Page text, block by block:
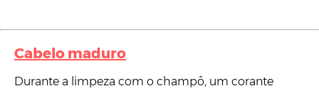
Cabelo maduro
Durante a limpeza com o champô, um corante